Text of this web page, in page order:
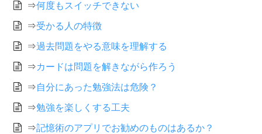
⇒何度もスイッチできない
⇒受かる人の特徴
⇒過去問題をやる意味を理解する
⇒カードは問題を解きながら作ろう
⇒自分にあった勉強法は危険？
⇒勉強を楽しくする工夫
⇒記憶術のアプリでお勧めのものはあるか？